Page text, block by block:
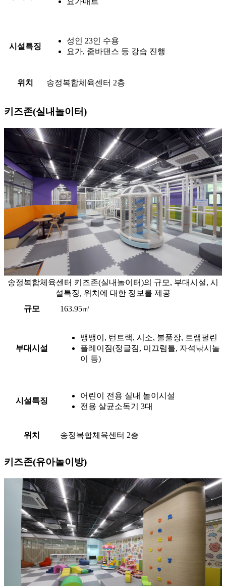
시설특징
성인 23인 수용
요가, 줌바댄스 등 강습 진행
위치 송정복합체육센터 2층
키즈존(실내놀이터)
송정복합체육센터 키즈존(실내놀이터)의 규모, 부대시설, 시
설특징, 위치에 대한 정보를 제공
규모
163.95㎡
부대시설
뱅뱅이, 턴트랙, 시소, 볼풀장, 트램펄린
플레이짐(정글짐, 미끄럼틀, 자석낚시놀
이 등)
시설특징
어린이 전용 실내 놀이시설
전용 살균소독기 3대
위치 송정복합체육센터 2층
키즈존(유아놀이방)